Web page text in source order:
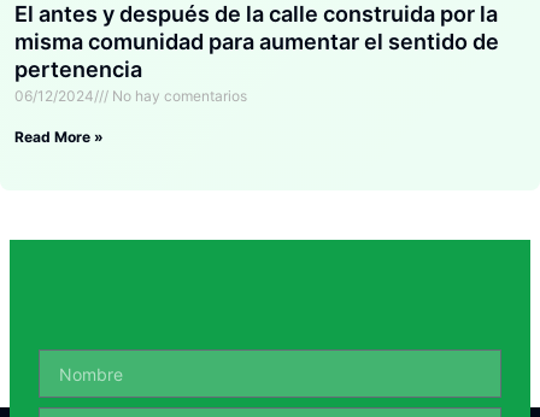
El antes y después de la calle construida por la
misma comunidad para aumentar el sentido de
pertenencia
06/12/2024 No hay comentarios
Read More »